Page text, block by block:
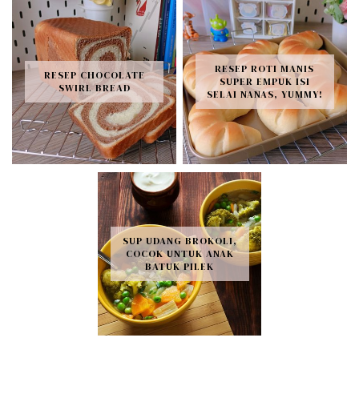
RESEP CHOCOLATE
SWIRL BREAD
RESEP ROTI MANIS
SUPER EMPUK ISI
SELAI NANAS, YUMMY!
SUP UDANG BROKOLI,
COCOK UNTUK ANAK
BATUK PILEK